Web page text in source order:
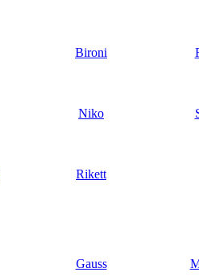
Bironi
Niko
Rikett
Gauss